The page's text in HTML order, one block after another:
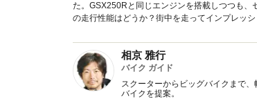
た。GSX250Rと同じエンジンを搭載しつつも
の走行性能はどうか？街中を走ってインプレッ
相京 雅行
バイク ガイド
スクーターからビッグバイクまで
バイクを提案。